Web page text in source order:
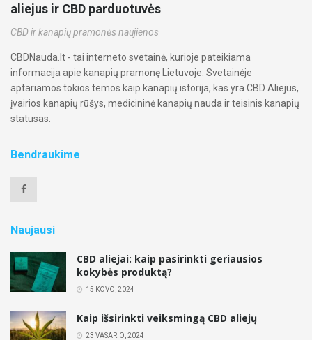
aliejus ir CBD parduotuvės
CBD ir kanapių pramonės naujienos
CBDNauda.lt - tai interneto svetainė, kurioje pateikiama
informacija apie kanapių pramonę Lietuvoje. Svetainėje
aptariamos tokios temos kaip kanapių istorija, kas yra CBD Aliejus,
įvairios kanapių rūšys, medicininė kanapių nauda ir teisinis kanapių
statusas.
Bendraukime
Naujausi
CBD aliejai: kaip pasirinkti geriausios
kokybės produktą?
15 KOVO, 2024
Kaip išsirinkti veiksmingą CBD aliejų
23 VASARIO, 2024